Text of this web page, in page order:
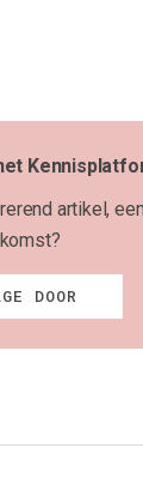
artikel,
DOOR